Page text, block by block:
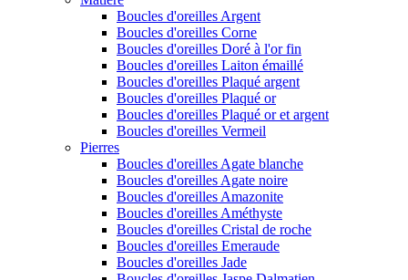
Boucles d'oreilles Argent
Boucles d'oreilles Corne
Boucles d'oreilles Doré à l'or fin
Boucles d'oreilles Laiton émaillé
Boucles d'oreilles Plaqué argent
Boucles d'oreilles Plaqué or
Boucles d'oreilles Plaqué or et argent
Boucles d'oreilles Vermeil
Pierres
Boucles d'oreilles Agate blanche
Boucles d'oreilles Agate noire
Boucles d'oreilles Amazonite
Boucles d'oreilles Améthyste
Boucles d'oreilles Cristal de roche
Boucles d'oreilles Emeraude
Boucles d'oreilles Jade